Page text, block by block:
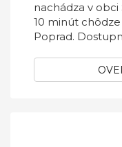
nachádza v obci
10 minút
Poprad.